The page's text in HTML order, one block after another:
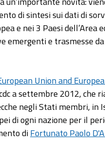
di sintesi sui dati di
e nei 3 Paesi dell’Area
emergenti e trasmesse
Union and
a settembre 2012, che
negli Stati membri, in
di ogni nazione per il
diFortunato Paolo